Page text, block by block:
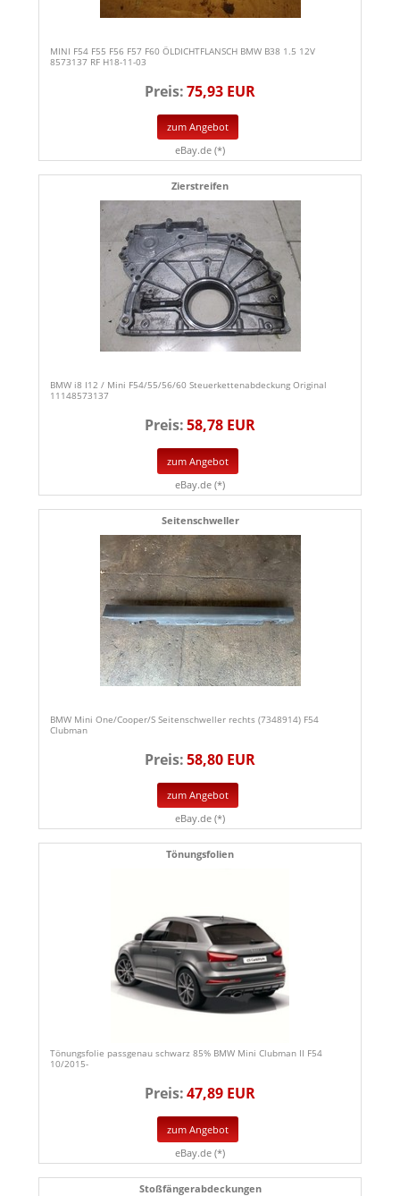
MINI F54 F55 F56 F57 F60 ÖLDICHTFLANSCH BMW B38 1.5 12V
8573137 RF H18-11-03
Preis:75,93 EUR
zum Angebot
eBay.de (*)
Zierstreifen
BMW i8 I12 / Mini F54/55/56/60 Steuerkettenabdeckung Original
11148573137
Preis:58,78 EUR
zum Angebot
eBay.de (*)
Seitenschweller
BMW Mini One/Cooper/S Seitenschweller rechts (7348914) F54
Clubman
Preis:58,80 EUR
zum Angebot
eBay.de (*)
Tönungsfolien
Tönungsfolie passgenau schwarz 85% BMW Mini Clubman II F54
10/2015-
Preis:47,89 EUR
zum Angebot
eBay.de (*)
Stoßfängerabdeckungen